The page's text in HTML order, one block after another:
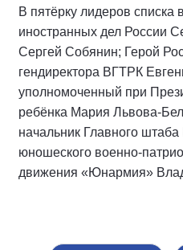
В пятёрку лидеров списка
иностранных дел России
Сергей Собянин; Герой
гендиректора ВГТРК
уполномоченный при
ребёнка Мария Львова-
начальник Главного штаба
юношеского военно-
движения «Юнармия»